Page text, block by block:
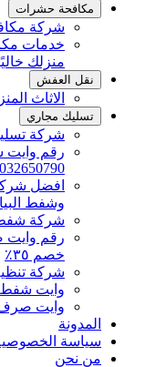
مكافحة حشرات
شركة مكافحة
خدمات
منزلك
نقل العفش
الاثاث
تسليك مجاري
شركة تسليك
رقم وايت
وشفط
شركة شفط بيارات
خصم ٣٥٪
شركة
وايت شفط
وايت صرف صحي بجدة
المدونة
سياسة الخصوصية
من نحن